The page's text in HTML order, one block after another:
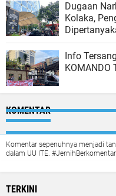
Dugaan
Kolaka,
Info
KOMANDO
KOMENTAR
Komentar sepenuhnya menjadi
dalam UU ITE. #JernihBerkomentar
TERKINI